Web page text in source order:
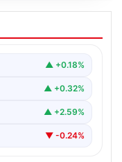
Seviyeli
Halen
▲ +0.18%
▲ +0.32%
▲ +2.59%
▼ -0.24%